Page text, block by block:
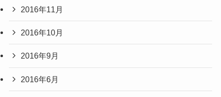
2016年11月
2016年10月
2016年9月
2016年6月